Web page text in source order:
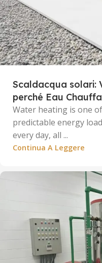
Scaldacqua solari:
perché Eau
Water heating is one
predictable energy
every day, all ...
Continua A Leggere